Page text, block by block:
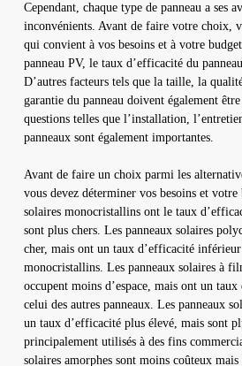
Cependant, chaque type de panneau a ses
inconvénients. Avant de faire votre choix,
qui convient à vos besoins et à votre
panneau PV, le taux d’efficacité du
D’autres facteurs tels que la taille, la
garantie du panneau doivent également
questions telles que l’installation,
panneaux sont également importantes.
Avant de faire un choix parmi les
vous devez déterminer vos besoins et votre
solaires monocristallins ont le taux
sont plus chers. Les panneaux solaires
cher, mais ont un taux d’efficacité
monocristallins. Les panneaux solaires à
occupent moins d’espace, mais ont un
celui des autres panneaux. Les panneaux
un taux d’efficacité plus élevé, mais sont
principalement utilisés à des fins
solaires amorphes sont moins coûteux